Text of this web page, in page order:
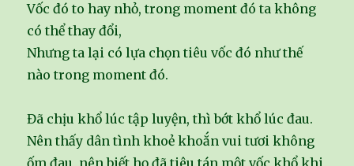
Vốc đó to hay nhỏ, trong moment đó ta không
có thể thay đổi,
Nhưng ta lại có lựa chọn tiêu vốc đó như thế
nào trong moment đó.
Đã chịu khổ lúc tập luyện, thì bớt khổ lúc đau.
Nên thấy dân tình khoẻ khoắn vui tươi không